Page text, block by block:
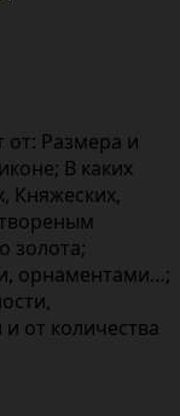
от: Размера и
В каких
Княжеских,
золота;
орнаментами…;
от количества